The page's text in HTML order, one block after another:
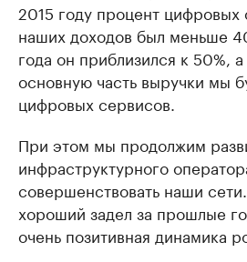
2015 году процент цифровых
наших доходов был меньше
года он приблизился к 50%,
основную часть выручки мы
цифровых сервисов.
При этом мы продолжим
инфраструктурного
совершенствовать наши
хороший задел за прошлые
очень позитивная динамика